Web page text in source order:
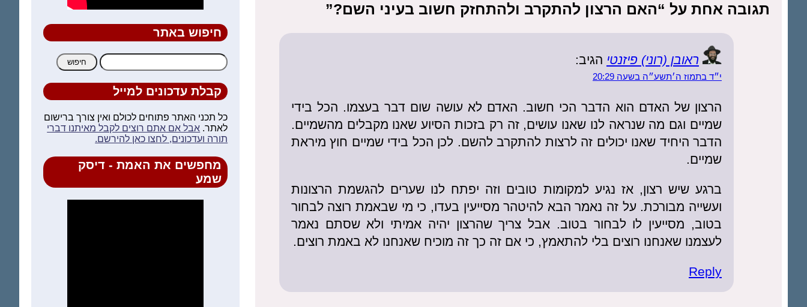
תגובה אחת על “האם הרצון להתקרב ולהתחזק חשוב בעיני השם?”
ראובן (רוני) פיזנטי הגיב:
י״ד בתמוז ה׳תשע״ה בשעה 20:29
הרצון של האדם הוא הדבר הכי חשוב. האדם לא עושה שום דבר בעצמו. הכל בידי
שמיים וגם מה שנראה לנו שאנו עושים, זה רק בזכות הסיוע שאנו מקבלים מהשמיים.
הדבר היחיד שאנו יכולים זה לרצות להתקרב להשם. לכן הכל בידי שמיים חוץ מיראת
שמיים.
ברגע שיש רצון, אז נגיע למקומות טובים וזה יפתח לנו שערים להגשמת הרצונות
ועשייה מבורכת. על זה נאמר הבא להיטהר מסייעין בעדו, כי מי שבאמת רוצה לבחור
בטוב, מסייעין לו לבחור בטוב. אבל צריך שהרצון יהיה אמיתי ולא שסתם נאמר
לעצמנו שאנחנו רוצים בלי להתאמץ, כי אם זה כך זה מוכיח שאנחנו לא באמת רוצים.
Reply
חיפוש באתר
חיפוש:
קבלת עדכונים למייל
כל תכני האתר פתוחים לכולם ואין צורך ברישום
לאתר. אבל אם אתם רוצים לקבל מאיתנו דברי
תורה ועדכונים, לחצו כאן להירשם.
מחפשים את האמת - דיסק
שמע